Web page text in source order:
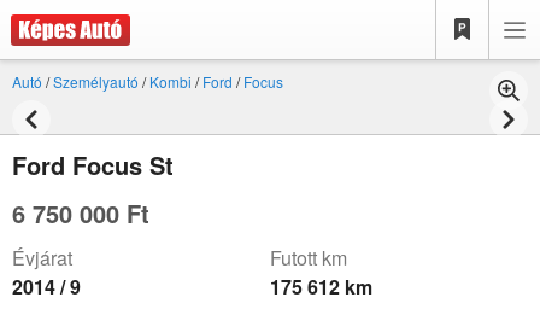
Autó /Személyautó /Kombi /Ford /Focus
Ford Focus St
6 750 000 Ft
Évjárat
2014 / 9
Futott km
175 612 km